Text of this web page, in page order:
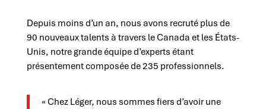
Depuis moins d’un an, nous avons recruté plus de
90 nouveaux talents à travers le Canada et les États-
Unis, notre grande équipe d’experts étant
présentement composée de 235 professionnels.
« Chez Léger, nous sommes fiers d’avoir une